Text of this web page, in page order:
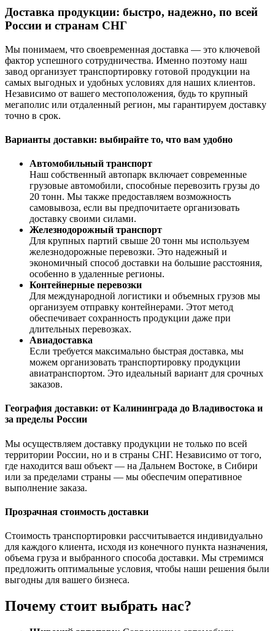
Доставка продукции: быстро, надежно, по всей
России и странам СНГ
Мы понимаем, что своевременная доставка — это ключевой
фактор успешного сотрудничества. Именно поэтому наш
завод организует транспортировку готовой продукции на
самых выгодных и удобных условиях для наших клиентов.
Независимо от вашего местоположения, будь то крупный
мегаполис или отдаленный регион, мы гарантируем доставку
точно в срок.
Варианты доставки: выбирайте то, что вам удобно
Автомобильный транспорт
Наш собственный автопарк включает современные
грузовые автомобили, способные перевозить грузы до
20 тонн. Мы также предоставляем возможность
самовывоза, если вы предпочитаете организовать
доставку своими силами.
Железнодорожный транспорт
Для крупных партий свыше 20 тонн мы используем
железнодорожные перевозки. Это надежный и
экономичный способ доставки на большие расстояния,
особенно в удаленные регионы.
Контейнерные перевозки
Для международной логистики и объемных грузов мы
организуем отправку контейнерами. Этот метод
обеспечивает сохранность продукции даже при
длительных перевозках.
Авиадоставка
Если требуется максимально быстрая доставка, мы
можем организовать транспортировку продукции
авиатранспортом. Это идеальный вариант для срочных
заказов.
География доставки: от Калининграда до Владивостока и
за пределы России
Мы осуществляем доставку продукции не только по всей
территории России, но и в страны СНГ. Независимо от того,
где находится ваш объект — на Дальнем Востоке, в Сибири
или за пределами страны — мы обеспечим оперативное
выполнение заказа.
Прозрачная стоимость доставки
Стоимость транспортировки рассчитывается индивидуально
для каждого клиента, исходя из конечного пункта назначения,
объема груза и выбранного способа доставки. Мы стремимся
предложить оптимальные условия, чтобы наши решения были
выгодны для вашего бизнеса.
Почему стоит выбрать нас?